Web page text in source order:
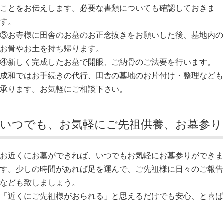
ことをお伝えします。必要な書類についても確認しておきま
す。
③お寺様に田舎のお墓のお正念抜きをお願いした後、墓地内の
お骨やお土を持ち帰ります。
④新しく完成したお墓で開眼、ご納骨のご法要を行います。
成和ではお手続きの代行、田舎の墓地のお片付け・整理なども
承ります。お気軽にご相談下さい。
いつでも、お気軽にご先祖供養、お墓参り
お近くにお墓ができれば、いつでもお気軽にお墓参りができま
す。少しの時間があれば足を運んで、ご先祖様に日々のご報告
なども致しましょう。
「近くにご先祖様がおられる」と思えるだけでも安心、と喜ば